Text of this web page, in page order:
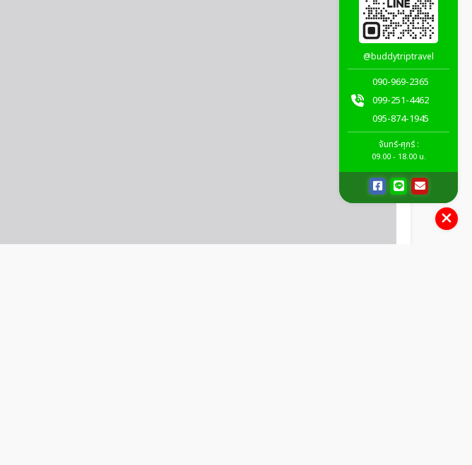
@buddytriptravel
090-969-2365
099-251-4462
095-874-1945
จันทร์-ศุกร์ :
09.00 - 18.00 น.